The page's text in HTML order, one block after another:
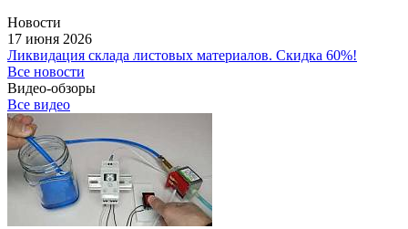
Новости
17 июня 2026
Ликвидация склада листовых материалов. Скидка 60%!
Все новости
Видео-обзоры
Все видео